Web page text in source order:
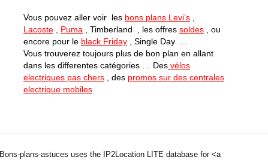
Vous pouvez aller voir les bons plans Levi’s
Lacoste
Puma , Timberland , les offres soldes , ou
encore pour le black Friday , Single Day …
Vous trouverez toujours plus de bon plan en allant
dans les differentes catégories … Des vélos
electriques pas chers , des promos sur des centrales
electrique mobiles
Bons-plans-astuces uses the IP2Location LITE database for <a